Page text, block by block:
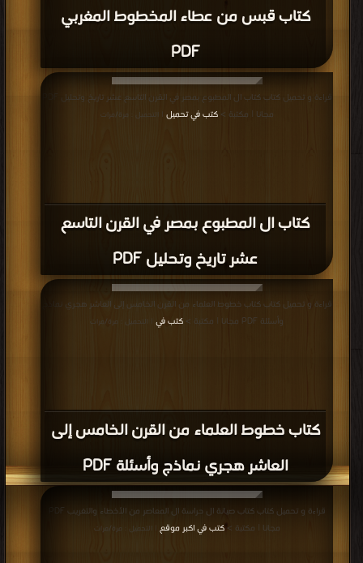
كتاب قبس من عطاء المخطوط المغربي
PDF
كتاب ال المطبوع بمصر في القرن التاسع
عشر تاريخ وتحليل PDF
مجانا | مكتبة >كتب في تحميل | التحميل : مرة/مرات
كتاب خطوط العلماء من القرن الخامس إلى
العاشر هجري نماذج وأسئلة PDF
قراءة و تحميل كتاب كتاب خطوط العلماء من القرن الخامس إلى العاشر هجري نماذج
وأسئلة PDF مجانا | مكتبة >
كتب في | التحميل : مرة/مرات
قراءة و تحميل كتاب كتاب صيانة ال حراسة ال المعاصر من الأخطاء والتغريب PDF
مجانا | مكتبة >كتب في اكبر موقع | التحميل : مرة/مرات